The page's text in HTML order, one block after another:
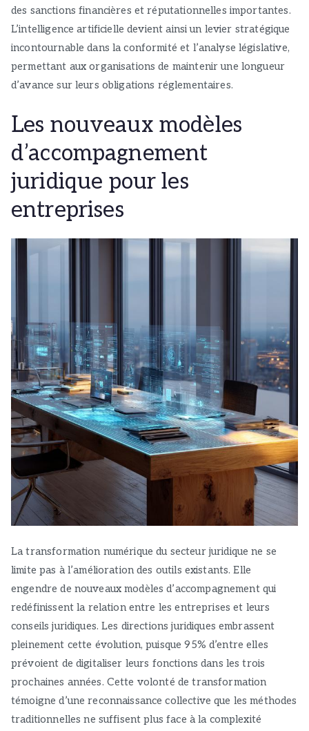
des sanctions financières et réputationnelles importantes.
L’intelligence artificielle devient ainsi un levier stratégique
incontournable dans la conformité et l’analyse législative,
permettant aux organisations de maintenir une longueur
d’avance sur leurs obligations réglementaires.
Les nouveaux modèles
d’accompagnement
juridique pour les
entreprises
La transformation numérique du secteur juridique ne se
limite pas à l’amélioration des outils existants. Elle
engendre de nouveaux modèles d’accompagnement qui
redéfinissent la relation entre les entreprises et leurs
conseils juridiques. Les directions juridiques embrassent
pleinement cette évolution, puisque 95% d’entre elles
prévoient de digitaliser leurs fonctions dans les trois
prochaines années. Cette volonté de transformation
témoigne d’une reconnaissance collective que les méthodes
traditionnelles ne suffisent plus face à la complexité